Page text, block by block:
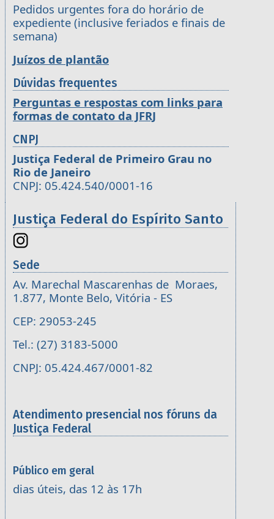
Pedidos urgentes fora do horário de
expediente (inclusive feriados e finais de
semana)
Juízos de plantão
Dúvidas frequentes
Perguntas e respostas com links para
formas de contato da JFRJ
CNPJ
Justiça Federal de Primeiro Grau no
Rio de Janeiro
CNPJ: 05.424.540/0001-16
Justiça Federal do Espírito Santo
Sede
Av. Marechal Mascarenhas de Moraes,
1.877, Monte Belo, Vitória - ES
CEP: 29053-245
Tel.: (27) 3183-5000
CNPJ: 05.424.467/0001-82
Atendimento presencial nos fóruns da
Justiça Federal
Público em geral
dias úteis, das 12 às 17h